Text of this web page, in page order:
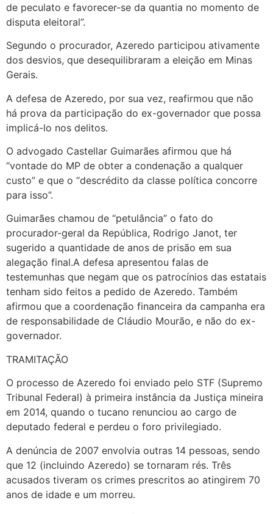
de peculato e favorecer-se da quantia no momento de
disputa eleitoral”.
Segundo o procurador, Azeredo participou ativamente
dos desvios, que desequilibraram a eleição em Minas
Gerais.
A defesa de Azeredo, por sua vez, reafirmou que não
há prova da participação do ex-governador que possa
implicá-lo nos delitos.
O advogado Castellar Guimarães afirmou que há
“vontade do MP de obter a condenação a qualquer
custo” e que o “descrédito da classe política concorre
para isso”.
Guimarães chamou de “petulância” o fato do
procurador-geral da República, Rodrigo Janot, ter
sugerido a quantidade de anos de prisão em sua
alegação final.A defesa apresentou falas de
testemunhas que negam que os patrocínios das estatais
tenham sido feitos a pedido de Azeredo. Também
afirmou que a coordenação financeira da campanha era
de responsabilidade de Cláudio Mourão, e não do ex-
governador.
TRAMITAÇÃO
O processo de Azeredo foi enviado pelo STF (Supremo
Tribunal Federal) à primeira instância da Justiça mineira
em 2014, quando o tucano renunciou ao cargo de
deputado federal e perdeu o foro privilegiado.
A denúncia de 2007 envolvia outras 14 pessoas, sendo
que 12 (incluindo Azeredo) se tornaram rés. Três
acusados tiveram os crimes prescritos ao atingirem 70
anos de idade e um morreu.